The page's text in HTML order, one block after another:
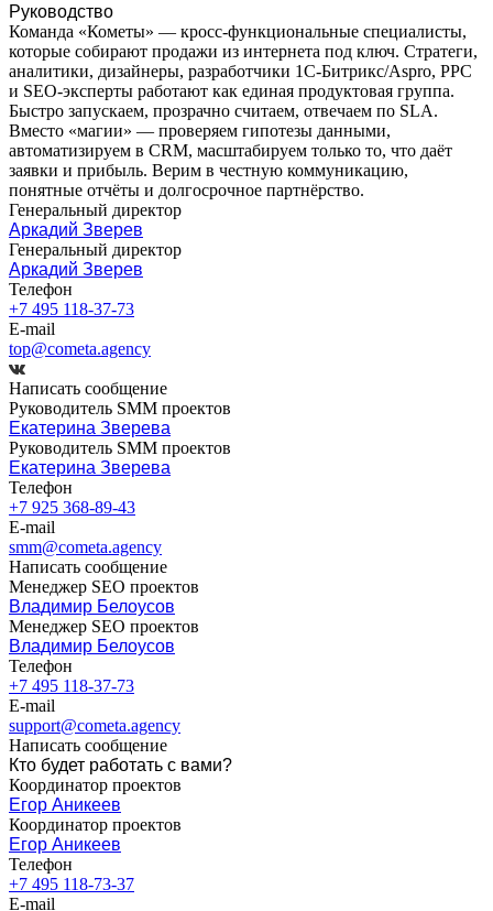
Руководство
Команда «Кометы» — кросс-функциональные специалисты,
которые собирают продажи из интернета под ключ. Стратеги,
аналитики, дизайнеры, разработчики 1С-Битрикс/Aspro, PPC
и SEO-эксперты работают как единая продуктовая группа.
Быстро запускаем, прозрачно считаем, отвечаем по SLA.
Вместо «магии» — проверяем гипотезы данными,
автоматизируем в CRM, масштабируем только то, что даёт
заявки и прибыль. Верим в честную коммуникацию,
понятные отчёты и долгосрочное партнёрство.
Генеральный директор
Аркадий Зверев
Генеральный директор
Аркадий Зверев
Телефон
+7 495 118-37-73
E-mail
top@cometa.agency
Написать сообщение
Руководитель SMM проектов
Екатерина Зверева
Руководитель SMM проектов
Екатерина Зверева
Телефон
+7 925 368-89-43
E-mail
smm@cometa.agency
Написать сообщение
Менеджер SEO проектов
Владимир Белоусов
Менеджер SEO проектов
Владимир Белоусов
Телефон
+7 495 118-37-73
E-mail
support@cometa.agency
Написать сообщение
Кто будет работать с вами?
Координатор проектов
Егор Аникеев
Координатор проектов
Егор Аникеев
Телефон
+7 495 118-73-37
E-mail